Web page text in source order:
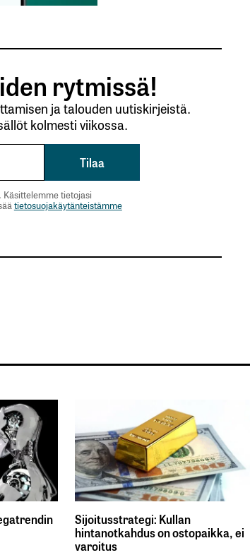
rytmissä!
ja talouden uutiskirjeistä.
kolmesti viikossa.
Käsittelemme tietojasi
tietosuojakäytänteistämme
Sijoitusstrategi: Kullan
hintanotkahdus on ostopaikka, ei
varoitus